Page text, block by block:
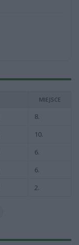
MIEJSCE
8.
10.
6.
6.
2.